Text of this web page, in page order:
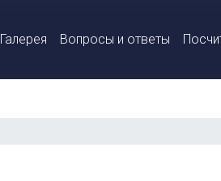
Галерея Вопросы и ответы